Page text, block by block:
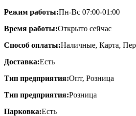
Режим работы:Пн-Вс 07:00-01:00
Время работы:Открыто сейчас
Способ оплаты:Наличные, Карта,
Доставка:Есть
Тип предприятия:Опт, Розница
Тип предприятия:Розница
Парковка:Есть